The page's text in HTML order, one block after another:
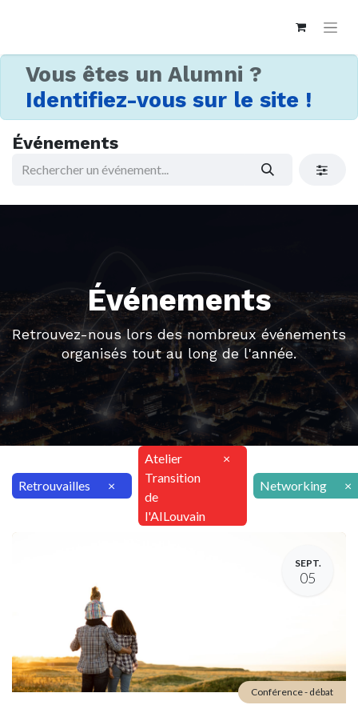
Vous êtes un Alumni ?
Identifiez-vous sur le site !
Événements
Événements
Retrouvez-nous lors des nombreux événements
organisés tout au long de l'année.
Retrouvailles ×
Atelier
Transition
de
l'AILouvain
×
Networking
×
SEPT.
05
Conférence - débat